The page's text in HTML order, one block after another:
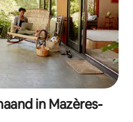
in Mazères-